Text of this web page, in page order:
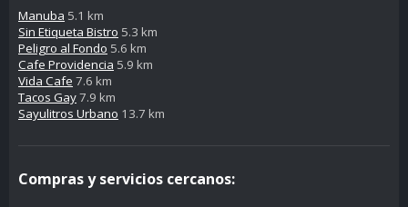
Manuba 5.1 km
Sin Etiqueta Bistro 5.3 km
Peligro al Fondo 5.6 km
Cafe Providencia 5.9 km
Vida Cafe 7.6 km
Tacos Gay7.9 km
Sayulitros Urbano 13.7 km
Compras y servicios cercanos: